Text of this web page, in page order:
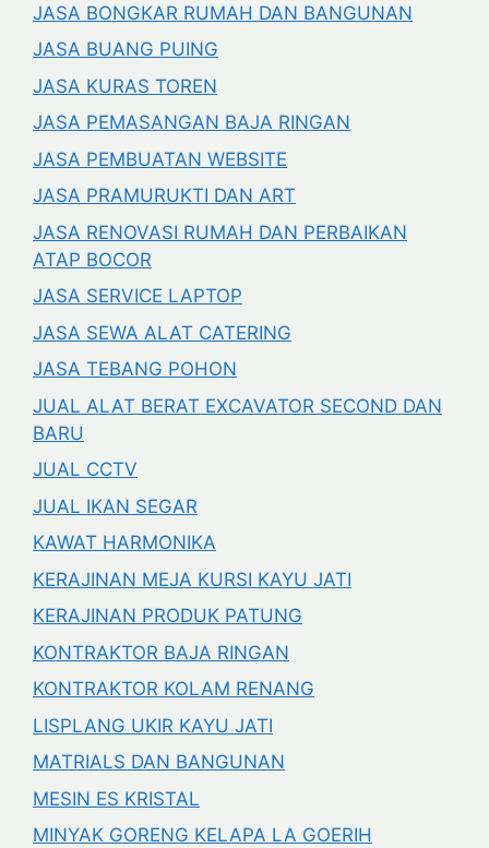
JASA BONGKAR RUMAH DAN BANGUNAN
JASA BUANG PUING
JASA KURAS TOREN
JASA PEMASANGAN BAJA RINGAN
JASA PEMBUATAN WEBSITE
JASA PRAMURUKTI DAN ART
JASA RENOVASI RUMAH DAN PERBAIKAN
ATAP BOCOR
JASA SERVICE LAPTOP
JASA SEWA ALAT CATERING
JASA TEBANG POHON
JUAL ALAT BERAT EXCAVATOR SECOND DAN
BARU
JUAL CCTV
JUAL IKAN SEGAR
KAWAT HARMONIKA
KERAJINAN MEJA KURSI KAYU JATI
KERAJINAN PRODUK PATUNG
KONTRAKTOR BAJA RINGAN
KONTRAKTOR KOLAM RENANG
LISPLANG UKIR KAYU JATI
MATRIALS DAN BANGUNAN
MESIN ES KRISTAL
MINYAK GORENG KELAPA LA GOERIH